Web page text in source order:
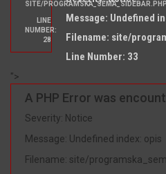
SITE/PROGRAMSKA_SEMA_SIDEBAR.PHP
LINE
NUMBER:
28
Message: Undefined
Filename: site/
Line Number: 33
">
A PHP Error was
Severity: Notice
Message: Undefined index: opis
Filename: site/